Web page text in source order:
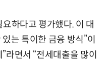
하다고 평가했다. 이 대
는 특이한 금융 방식”이
라면서 “전세대출을 많이